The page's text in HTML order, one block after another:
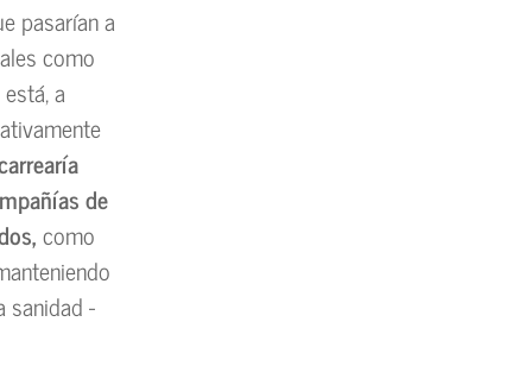
pasarían a
como
a
de
como
sanidad -